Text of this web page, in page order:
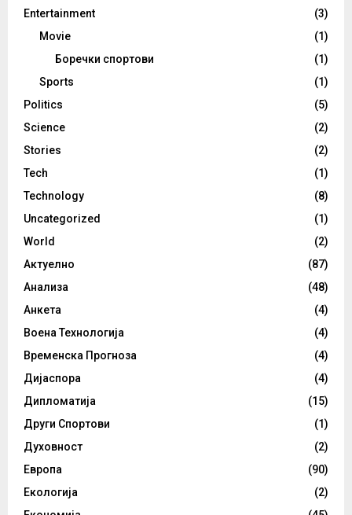
Entertainment
(3)
Movie
(1)
Боречки спортови
(1)
Sports
(1)
Politics
(5)
Science
(2)
Stories
(2)
Tech
(1)
Technology
(8)
Uncategorized
(1)
World
(2)
Актуелно
(87)
Анализа
(48)
Анкета
(4)
Воена Технологија
(4)
Временска Прогноза
(4)
Дијаспора
(4)
Дипломатија
(15)
Други Спортови
(1)
Духовност
(2)
Европа
(90)
Екологија
(2)